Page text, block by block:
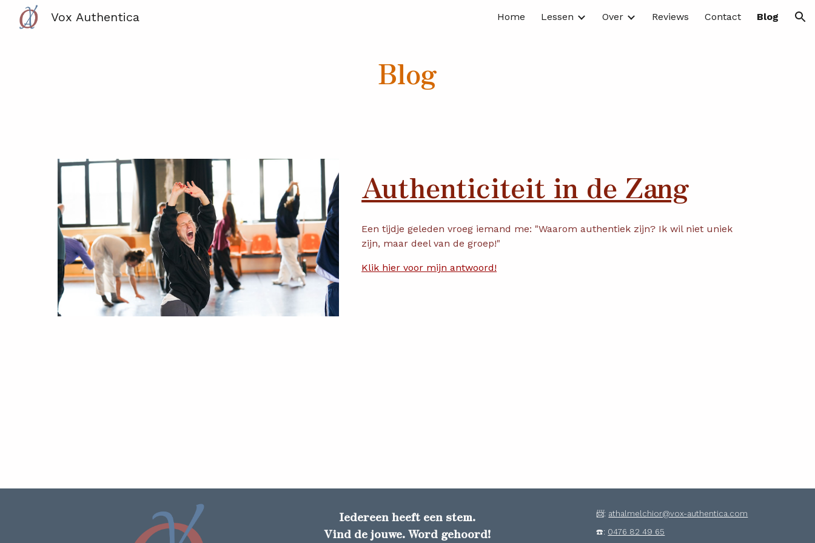
Skip to navigation
Vox Authentica Home Lessen Over Reviews Contact Blog
Blog
Authenticiteit in de Zang
Een tijdje geleden vroeg iemand me: "Waarom authentiek zijn? Ik wil niet uniek
zijn, maar deel van de groep!"
Klik hier voor mijn antwoord!
Iedereen heeft een stem.
Vind de jouwe. Word gehoord!
📨: athalmelchior@vox-authentica.com
☎️: 0476 82 49 65